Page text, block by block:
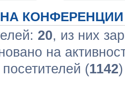
КОНФЕРЕНЦИИ
20, из них
на
(1142